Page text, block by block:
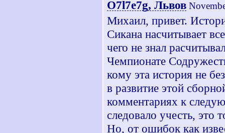
O7l7e7g, Львов
Михаил, привет.
Сикана насчитывает
чего не знал
Чемпионате
кому эта история не
в развитие этой
комментариях к
следовало учесть, это
Но, от ошибок как